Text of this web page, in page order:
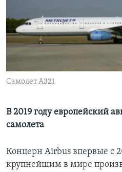
Learning English
СОЦИАЛЬНЫЕ СЕТИ
Самолет А321
В 2019 году европейский
самолета
Концерн Airbus впервые с
крупнейшим в мире